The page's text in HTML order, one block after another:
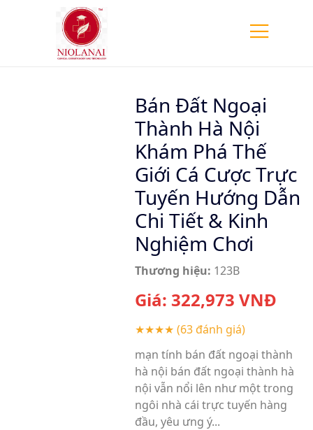
Bán Đất Ngoại
Thành Hà Nội
Khám Phá Thế
Giới Cá Cược Trực
Tuyến Hướng Dẫn
Chi Tiết & Kinh
Nghiệm Chơi
Thương hiệu: 123B
Giá: 322,973 VNĐ
★★★★ (63 đánh giá)
mạn tính bán đất ngoại thành
hà nội bán đất ngoại thành hà
nội vẫn nổi lên như một trong
ngôi nhà cái trực tuyến hàng
đầu, yêu ưng ý...